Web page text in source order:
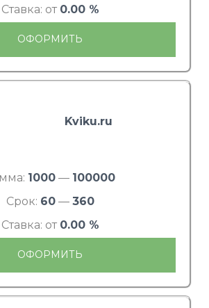
Ставка: от 0.00 %
ОФОРМИТЬ
Kviku.ru
1000 — 100000
Срок: 60— 360
Ставка: от 0.00 %
ОФОРМИТЬ